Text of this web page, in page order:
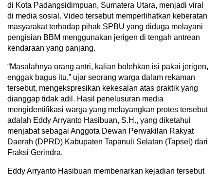
di Kota Padangsidimpuan, Sumatera Utara, menjadi viral
di media sosial. Video tersebut memperlihatkan keberatan
masyarakat terhadap pihak SPBU yang diduga melayani
pengisian BBM menggunakan jerigen di tengah antrean
kendaraan yang panjang.
“Masalahnya orang antri, kalian bolehkan isi pakai jerigen,
enggak bagus itu,” ujar seorang warga dalam rekaman
tersebut, mengekspresikan kekesalan atas praktik yang
dianggap tidak adil. Hasil penelusuran media
mengidentifikasi warga yang melayangkan protes tersebut
adalah Eddy Arryanto Hasibuan, S.H., yang diketahui
menjabat sebagai Anggota Dewan Perwakilan Rakyat
Daerah (DPRD) Kabupaten Tapanuli Selatan (Tapsel) dari
Fraksi Gerindra.
Eddy Arryanto Hasibuan membenarkan kejadian tersebut